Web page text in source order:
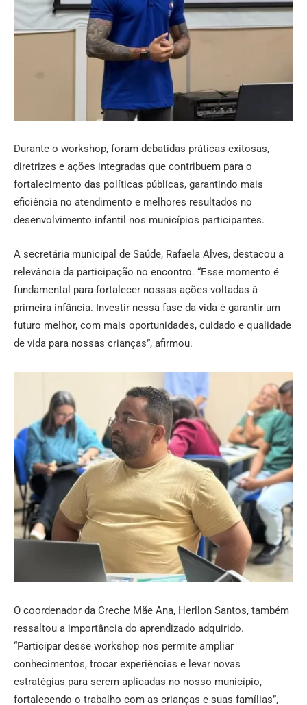
Durante o workshop, foram debatidas práticas exitosas,
diretrizes e ações integradas que contribuem para o
fortalecimento das políticas públicas, garantindo mais
eficiência no atendimento e melhores resultados no
desenvolvimento infantil nos municípios participantes.
A secretária municipal de Saúde, Rafaela Alves, destacou a
relevância da participação no encontro. “Esse momento é
fundamental para fortalecer nossas ações voltadas à
primeira infância. Investir nessa fase da vida é garantir um
futuro melhor, com mais oportunidades, cuidado e qualidade
de vida para nossas crianças”, afirmou.
O coordenador da Creche Mãe Ana, Herllon Santos, também
ressaltou a importância do aprendizado adquirido.
“Participar desse workshop nos permite ampliar
conhecimentos, trocar experiências e levar novas
estratégias para serem aplicadas no nosso município,
fortalecendo o trabalho com as crianças e suas famílias”,